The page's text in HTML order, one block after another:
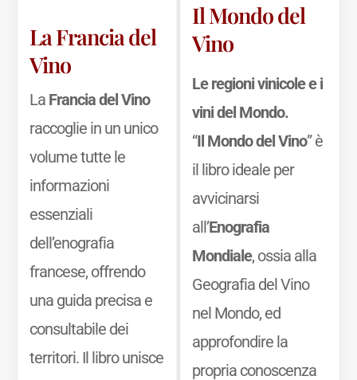
La Francia del
Vino
La Francia del Vino
raccoglie in un unico
volume tutte le
informazioni
essenziali
dell’enografia
francese, offrendo
una guida precisa e
consultabile dei
territori. Il libro unisce
Il Mondo del
Vino
Le regioni vinicole e i
vini del Mondo.
“Il Mondo del Vino” è
il libro ideale per
avvicinarsi
all’Enografia
Mondiale, ossia alla
Geografia del Vino
nel Mondo, ed
approfondire la
propria conoscenza